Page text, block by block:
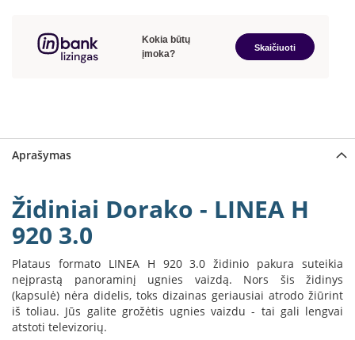
s
ø
r
o
n
p
i
H
e
t
Aprašymas
Židiniai Dorako - LINEA H
920 3.0
Plataus formato LINEA H 920 3.0 židinio pakura suteikia
neįprastą panoraminį ugnies vaizdą. Nors šis židinys
(kapsulė) nėra didelis, toks dizainas geriausiai atrodo žiūrint
iš toliau. Jūs galite grožėtis ugnies vaizdu - tai gali lengvai
atstoti televizorių.